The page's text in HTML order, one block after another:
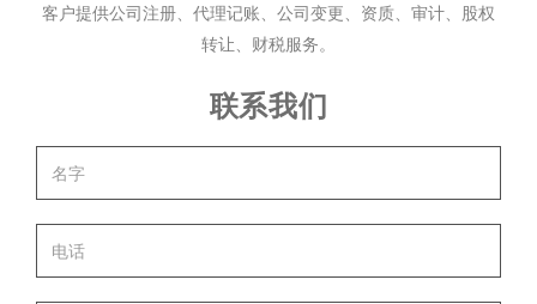
客户提供公司注册、代理记账、公司变更、资质、审计、股权
转让、财税服务。
联系我们